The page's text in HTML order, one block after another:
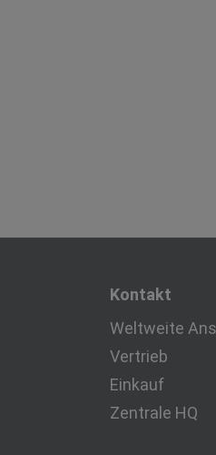
Kontakt
Weltweite
Vertrieb
Einkauf
Zentrale HQ